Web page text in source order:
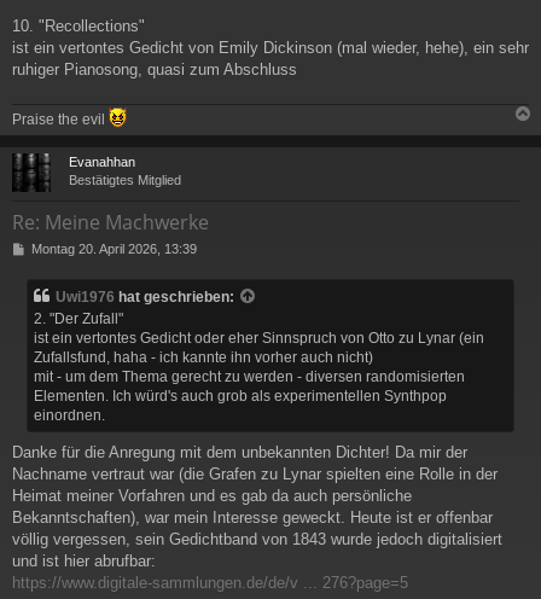
10. "Recollections"
ist ein vertontes Gedicht von Emily Dickinson (mal wieder, hehe), ein sehr
ruhiger Pianosong, quasi zum Abschluss
Praise the evil
a
Evanahhan
Bestätigtes Mitglied
Re: Meine Machwerke
BMontag 20. April 2026, 13:39
Uwi1976 hat geschrieben:
2. "Der Zufall"
ist ein vertontes Gedicht oder eher Sinnspruch von Otto zu Lynar (ein
Zufallsfund, haha - ich kannte ihn vorher auch nicht)
mit - um dem Thema gerecht zu werden - diversen randomisierten
Elementen. Ich würd's auch grob als experimentellen Synthpop
einordnen.
Danke für die Anregung mit dem unbekannten Dichter! Da mir der
Nachname vertraut war (die Grafen zu Lynar spielten eine Rolle in der
Heimat meiner Vorfahren und es gab da auch persönliche
Bekanntschaften), war mein Interesse geweckt. Heute ist er offenbar
völlig vergessen, sein Gedichtband von 1843 wurde jedoch digitalisiert
und ist hier abrufbar:
https://www.digitale-sammlungen.de/de/v ... 276?page=5